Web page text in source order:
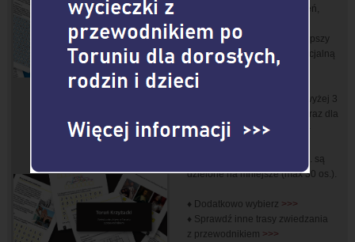
Śladami
Astronoma
i kojarzeniem faktów i zdarzeń,
opowiada przewodnik. Najlepszy
wynik uhonorowany jest specjalną
Oferujemy 2 warianty: dla
uczestników młodszych (powyżej 3
klasy szkoły podstawowej) oraz dla
uczestników starszych (szkół
ponadpodtsawowych).
Grupy liczące powyżej 30 os. są
dzielone na mniejsze (max 30 os.).
♦ Dodatkowo wybierz >>>
♦ Sprawdź inne trasy zwiedzania
z przewodnikiem >>>